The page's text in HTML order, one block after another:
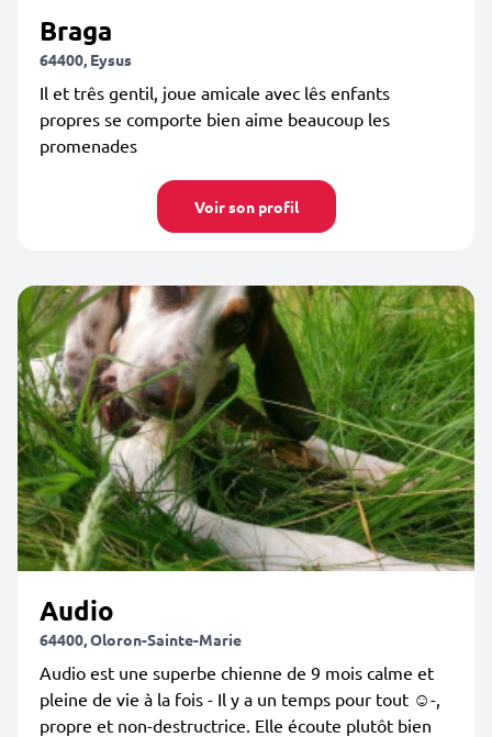
Braga
64400, Eysus
Il et três gentil, joue amicale avec lês enfants
propres se comporte bien aime beaucoup les
promenades
Voir son profil
Audio
64400, Oloron-Sainte-Marie
Audio est une superbe chienne de 9 mois calme et
pleine de vie à la fois - Il y a un temps pour tout ☺️-,
propre et non-destructrice. Elle écoute plutôt bien